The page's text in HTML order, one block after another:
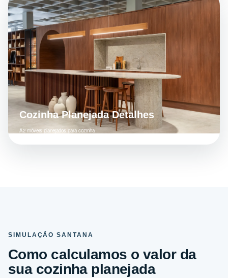
Cozinha Planejada Detalhes
A2 móveis planejados para cozinha
SIMULAÇÃO SANTANA
Como calculamos o valor da
sua cozinha planejada